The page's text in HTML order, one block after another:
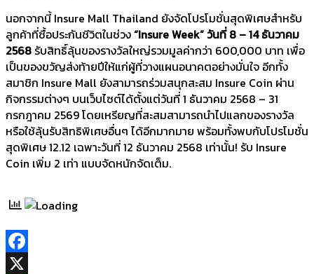
นอกจากนี้ Insure Mall Thailand ยังจัดโปรโมชั่นสุดพิเศษสำหรับ
ลูกค้าที่ซื้อประกันชีวิตในช่วง“Insure Week” วันที่ 8 – 14 ธันวาคม
2568 รับสิทธิ์ลุ้นของรางวัลใหญ่รวมมูลค่ากว่า 600,000 บาท เพื่อ
เป็นของขวัญส่งท้ายปีให้แก่ผู้ที่วางแผนอนาคตอย่างมั่นใจ อีกทั้ง
สมาชิก Insure Mall ยังสามารถร่วมสนุกสะสม Insure Coin ผ่าน
กิจกรรมต่างๆ บนเว็บไซต์ได้ตั้งแต่วันที่ 1 ธันวาคม 2568 – 31
กรกฎาคม 2569 โดยเหรียญที่สะสมสามารถนำไปแลกของรางวัล
หรือใช้ลุ้นรับสิทธิพิเศษอื่นๆ ได้อีกมากมาย พร้อมทั้งพบกับโปรโมชั่น
สุดพิเศษ 12.12 เฉพาะวันที่ 12 ธันวาคม 2568 เท่านั้น! รับ Insure
Coin เพิ่ม 2 เท่า แบบจัดหนักจัดเต็ม.
Facebook